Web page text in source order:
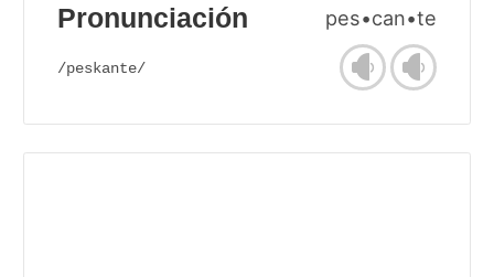
Pronunciación pes•can•te
/peskante/